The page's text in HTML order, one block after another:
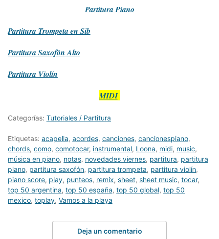
PartituraPiano
Partitura Trompeta en Sib
PartituraSaxofón Alto
Partitura Violín
MIDI
Categorías: Tutoriales / Partitura
Etiquetas: acapella, acordes, canciones, cancionespiano,
chords, como, comotocar, instrumental, Loona, midi, music,
música en piano, notas, novedades viernes, partitura, partitura
piano, partitura saxofón, partitura trompeta, partitura violín,
piano score, play, punteos, remix, sheet, sheet music, tocar,
top 50 argentina, top 50 españa, top 50 global, top 50
mexico, toplay, Vamos a la playa
Deja un comentario